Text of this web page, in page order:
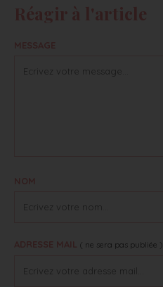
( ne sera pas publiée )